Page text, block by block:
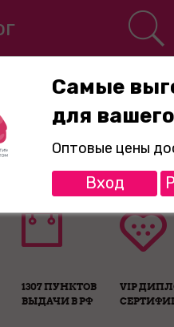
775-89-65
1307 ПУНКТОВ
ВЫДАЧИ В РФ
VIP
Самые
для
Оптовые цены
Вход